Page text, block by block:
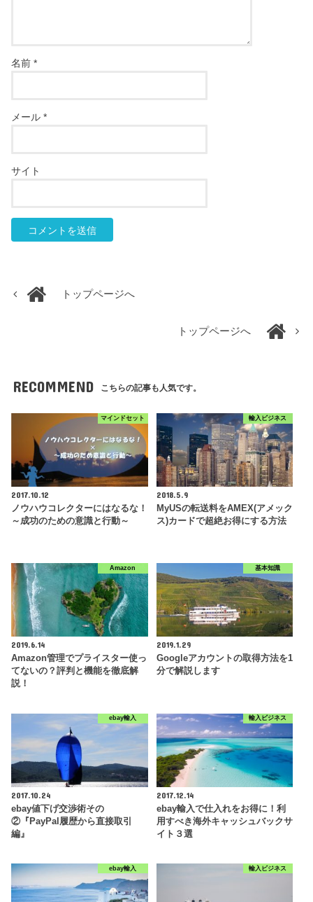
名前*
メール*
サイト
トップページへ
トップページへ
RECOMMEND こちらの記事も人気です。
マインドセット
2017.10.12
ノウハウコレクターにはなるな！
～成功のための意識と行動～
輸入ビジネス
2018.5.9
MyUSの転送料をAMEX(アメック
ス)カードで超絶お得にする方法
Amazon
2019.6.14
Amazon管理でプライスター使っ
てないの？評判と機能を徹底解
説！
基本知識
2019.1.29
Googleアカウントの取得方法を1
分で解説します
ebay輸入
2017.10.24
ebay値下げ交渉術その
②『PayPal履歴から直接取引
編』
輸入ビジネス
2017.12.14
ebay輸入で仕入れをお得に！利
用すべき海外キャッシュバックサ
イト３選
ebay輸入 輸入ビジネス